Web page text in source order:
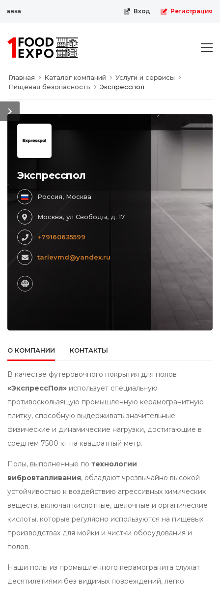
Вход Регистрация
Главная Каталог компаний
Услуги и сервисы
Пищевая безопасность
Экспресспол
Экспресспол
Россия, Москва
Москва, ул Свободы, д. 17
+79160635599
tarlevmd@yandex.ru
О КОМПАНИИ КОНТАКТЫ
В качестве футеровочного покрытия для полов
«ЭкспрессПол» использует специальную
противоскользящую промышленную керамогранитную
плитку, способную выдерживать значительные
физические и динамические нагрузки, достигающие в
среднем 7500 кг на квадратный метр.
Полы, выполненные по технологии
вибровтапливания, обладают чрезвычайно высокой
устойчивостью к воздействию агрессивных химических
веществ, включая кислотные, щелочные и органические
кислоты, которые регулярно используются на пищевых
производствах для мойки и чистки оборудования и
полов.
Наши полы из промышленного керамогранита служат
десятилетиями без видимых повреждений, легко